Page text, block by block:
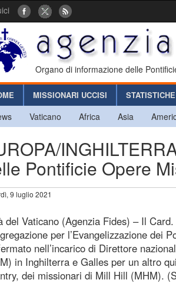
Organo di informazione delle
MISSIONARI UCCISI STATISTICHE
Vaticano Africa Asia
Pontificie Opere
9 luglio 2021
del Vaticano (Agenzia Fides) – Il
per l’Evangelizzazione dei
nell’incarico di Direttore
in Inghilterra e Galles per un altro
dei missionari di Mill Hill (MHM).